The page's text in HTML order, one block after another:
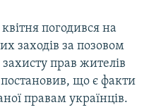
погодився на
заходів за позовом
захисту прав жителів
що є факти
правам українців.